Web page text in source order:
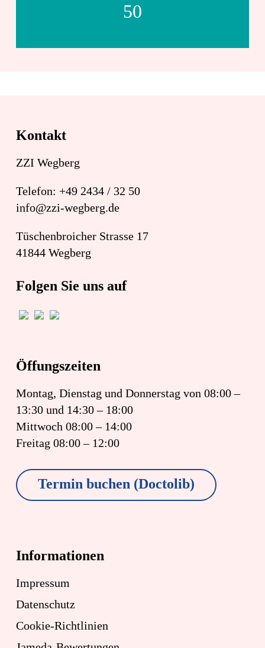
50
Kontakt
ZZI Wegberg
Telefon: +49 2434 / 32 50
info@zzi-wegberg.de
Tüschenbroicher Strasse 17
41844 Wegberg
Folgen Sie uns auf
Öffungszeiten
Montag, Dienstag und Donnerstag von 08:00 –
13:30und 14:30 – 18:00
Mittwoch 08:00 – 14:00
Freitag 08:00 – 12:00
Termin buchen (Doctolib)
Informationen
Impressum
Datenschutz
Cookie-Richtlinien